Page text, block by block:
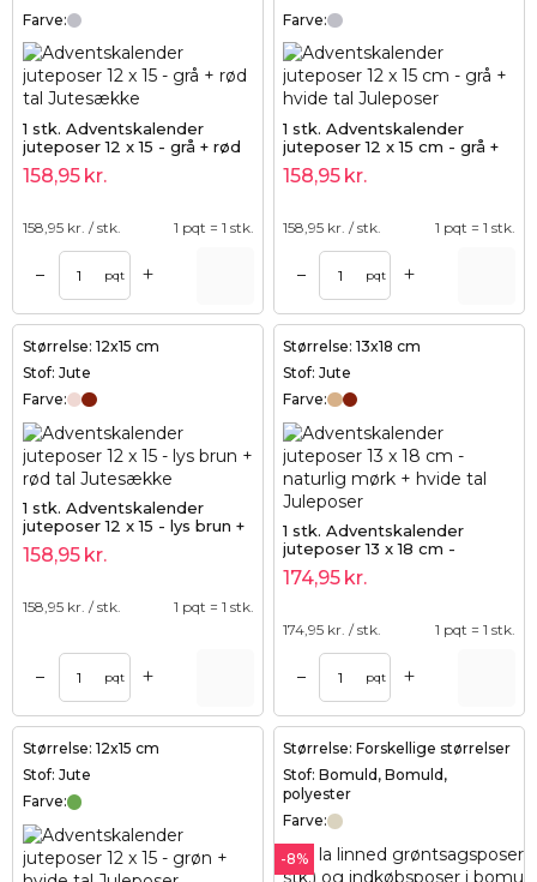
Farve:
1 stk. Adventskalender
juteposer 12 x 15 - grå + rød
tal
158,95 kr.
158,95 kr. / stk. 1 pqt = 1 stk.
– pqt +
Farve:
1 stk. Adventskalender
juteposer 12 x 15 cm - grå +
hvide tal
158,95 kr.
158,95 kr. / stk. 1 pqt = 1 stk.
– pqt +
Størrelse: 12x15 cm
Stof: Jute
Farve:
1 stk. Adventskalender
juteposer 12 x 15 - lys brun +
rød tal
158,95 kr.
158,95 kr. / stk. 1 pqt = 1 stk.
– pqt +
Størrelse: 13x18 cm
Stof: Jute
Farve:
1 stk. Adventskalender
juteposer 13 x 18 cm -
naturlig mørk + hvide tal
174,95 kr.
174,95 kr. / stk. 1 pqt = 1 stk.
– pqt +
Størrelse: 12x15 cm
Stof: Jute
Farve:
Størrelse: Forskellige størrelser
Stof: Bomuld, Bomuld,
polyester
Farve:
-8%